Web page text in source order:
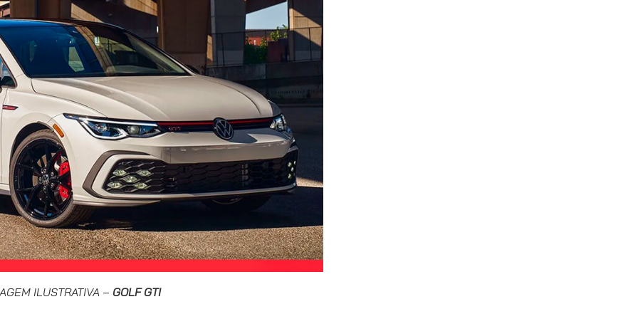
ILUSTRATIVA – GOLF GTI